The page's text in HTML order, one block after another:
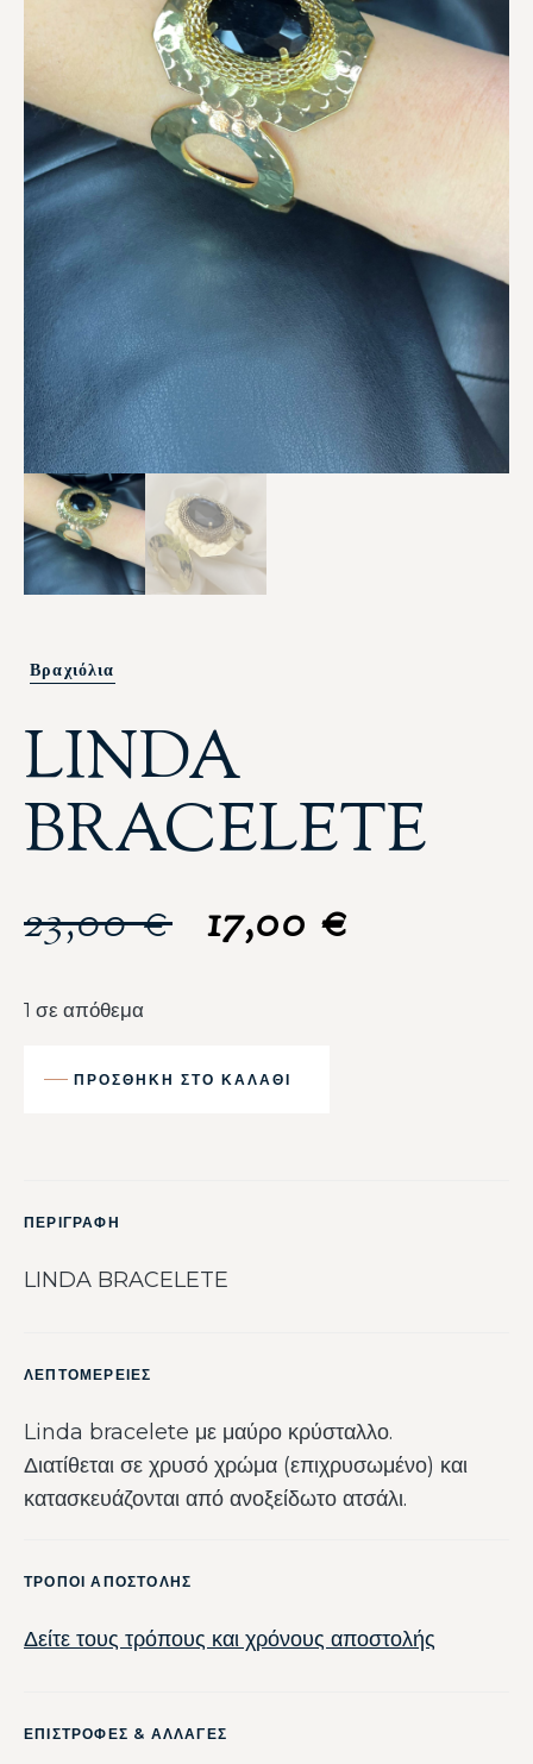
Βραχιόλια
LINDA
BRACELETE
23,00€ 17,00 €
1 σε απόθεμα
ΠΡΟΣΘΉΚΗ ΣΤΟ ΚΑΛΆΘΙ
ΠΕΡΙΓΡΑΦΗ
LINDA BRACELETE
ΛΕΠΤΟΜΕΡΕΙΕΣ
Linda bracelete με μαύρο κρύσταλλο.
Διατίθεται σε χρυσό χρώμα (επιχρυσωμένο) και
κατασκευάζονται από ανοξείδωτο ατσάλι.
ΤΡΟΠΟΙ ΑΠΟΣΤΟΛΗΣ
Δείτε τους τρόπους και χρόνους αποστολής
ΕΠΙΣΤΡΟΦΕΣ & ΑΛΛΑΓΕΣ